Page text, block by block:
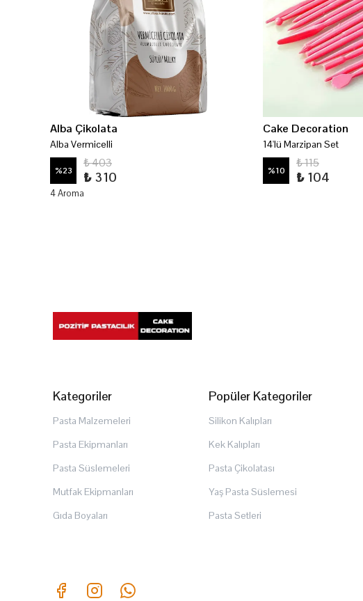
Alba Çikolata
Alba Vermicelli
%23
₺ 403
₺ 310
4 Aroma
Cake Decoration
14'lü Marzipan Set
%10
₺ 115
₺ 104
Kategoriler
Pasta Malzemeleri
Pasta Ekipmanları
Pasta Süslemeleri
Mutfak Ekipmanları
Gıda Boyaları
Popüler Kategoriler
Silikon Kalıpları
Kek Kalıpları
Pasta Çikolatası
Yaş Pasta Süslemesi
Pasta Setleri